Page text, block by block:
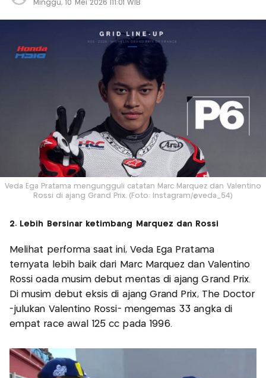
Minggu, 10 Mei 2026 |11:01 WIB
Veda Ega Pratama mengungguli catatan Marc Marquez dan Valentino
Rossi di ajang Grand Prix. (Foto: Instagram/@veda_54)
2. Lebih Bersinar ketimbang Marquez dan Rossi
Melihat performa saat ini, Veda Ega Pratama
ternyata lebih baik dari Marc Marquez dan Valentino
Rossi oada musim debut mentas di ajang Grand Prix.
Di musim debut eksis di ajang Grand Prix, The Doctor
-julukan Valentino Rossi- mengemas 33 angka di
empat race awal 125 cc pada 1996.